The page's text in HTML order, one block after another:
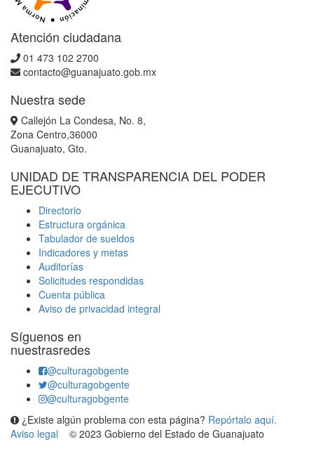
Atención ciudadana
01 473 102 2700
contacto@guanajuato.gob.mx
Nuestra sede
Callejón La Condesa, No. 8,
Zona Centro,36000
Guanajuato, Gto.
UNIDAD DE TRANSPARENCIA DEL PODER
EJECUTIVO
Directorio
Estructura orgánica
Tabulador de sueldos
Indicadores y metas
Auditorías
Solicitudes respondidas
Cuenta pública
Aviso de privacidad integral
Síguenos en
nuestrasredes
@culturagobgente
@culturagobgente
@culturagobgente
¿Existe algún problema con esta página? Repórtalo aquí.
Aviso legal
© 2023 Gobierno del Estado de Guanajuato